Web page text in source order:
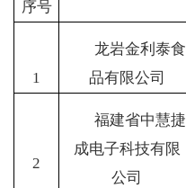
序号
1
龙岩金利泰食
品有限公司
2
福建省中慧捷
成电子科技有限
公司